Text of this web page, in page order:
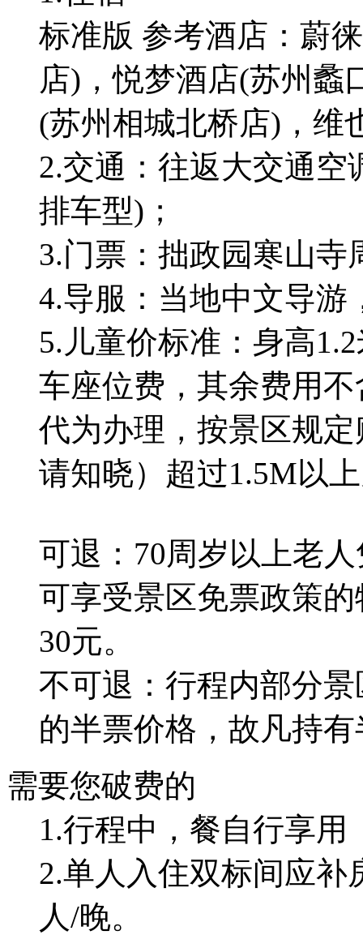
标准版 参考酒店：蔚
店)，悦梦酒店(苏州蠡
(苏州相城北桥店)，维
2.交通：往返大交通
排车型)；
3.门票：拙政园寒山寺
4.导服：当地中文导游
5.儿童价标准：身高
车座位费，其余费用
代为办理，按景区规
请知晓）超过1.5M以
可退：70周岁以上老
可享受景区免票政策
30元。
不可退：行程内部分
的半票价格，故凡持
需要您破费的
1.行程中，餐自行享用
2.单人入住双标间应补
人/晚。